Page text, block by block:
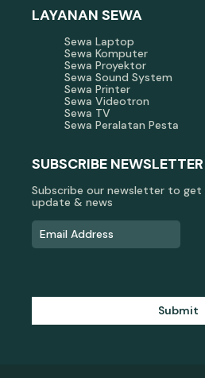
LAYANAN SEWA
Sewa Laptop
Sewa Komputer
Sewa Proyektor
Sewa Sound System
Sewa Printer
Sewa Videotron
Sewa TV
Sewa Peralatan Pesta
SUBSCRIBE NEWSLETTER
Subscribe our newsletter to
update & news
Submit